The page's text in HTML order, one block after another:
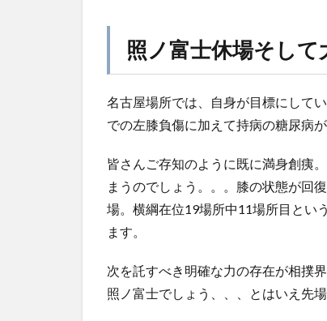
照ノ富士休場そして
名古屋場所では、自身が目標にして
での左膝負傷に加えて持病の糖尿病
皆さんご存知のように既に満身創痍
まうのでしょう。。。膝の状態が回
場。横綱在位19場所中11場所目とい
ます。
次を託すべき明確な力の存在が相撲
照ノ富士でしょう、、、とはいえ先